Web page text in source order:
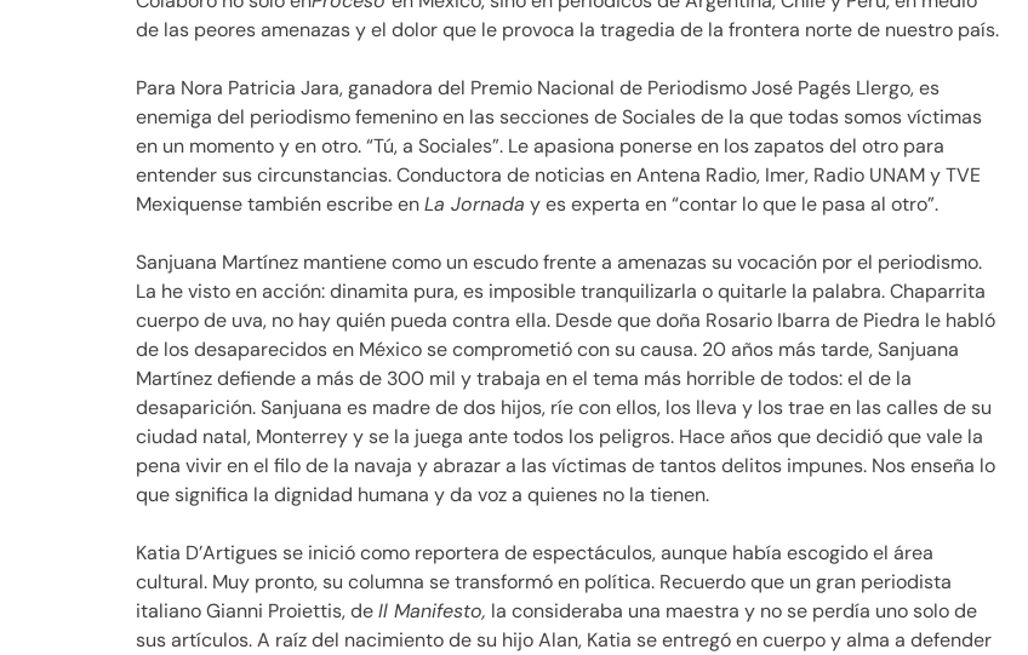
de las peores amenazas y el dolor que le provoca la tragedia de la frontera norte de nuestro país.
Para Nora Patricia Jara, ganadora del Premio Nacional de Periodismo José Pagés Llergo, es
enemiga del periodismo femenino en las secciones de Sociales de la que todas somos víctimas
en un momento y en otro. Tú, a Sociales . Le apasiona ponerse en los zapatos del otro para
entender sus circunstancias. Conductora de noticias en Antena Radio, Imer, Radio UNAM y TVE
Mexiquense también escribe enLa Jornada y es experta en contar lo que le pasa al otro .
Sanjuana Martínez mantiene como un escudo frente a amenazas su vocación por el periodismo.
La he visto en acción: dinamita pura, es imposible tranquilizarla o quitarle la palabra. Chaparrita
cuerpo de uva, no hay quién pueda contra ella. Desde que doña Rosario Ibarra de Piedra le habló
de los desaparecidos en México se comprometió con su causa. 20 años más tarde, Sanjuana
Martínez defiende a más de 300 mil y trabaja en el tema más horrible de todos: el de la
desaparición. Sanjuana es madre de dos hijos, ríe con ellos, los lleva y los trae en las calles de su
ciudad natal, Monterrey y se la juega ante todos los peligros. Hace años que decidió que vale la
pena vivir en el filo de la navaja y abrazar a las víctimas de tantos delitos impunes. Nos enseña lo
que significa la dignidad humana y da voz a quienes no la tienen.
Katia D’Artigues se inició como reportera de espectáculos, aunque había escogido el área
cultural. Muy pronto, su columna se transformó en política. Recuerdo que un gran periodista
italiano Gianni Proiettis, deIl Manifesto, la consideraba una maestra y no se perdía uno solo de
sus artículos. A raíz del nacimiento de su hijo Alan, Katia se entregó en cuerpo y alma a defender